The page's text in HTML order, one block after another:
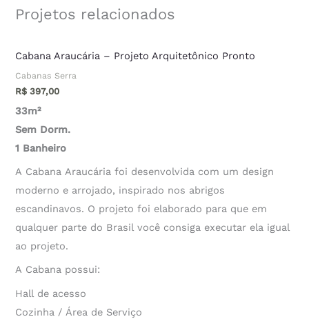
Projetos relacionados
Cabana Araucária – Projeto Arquitetônico Pronto
Cabanas Serra
R$ 397,00
33m²
Sem Dorm.
1 Banheiro
A Cabana Araucária foi desenvolvida com um design
moderno e arrojado, inspirado nos abrigos
escandinavos. O projeto foi elaborado para que em
qualquer parte do Brasil você consiga executar ela igual
ao projeto.
A Cabana possui:
Hall de acesso
Cozinha / Área de Serviço